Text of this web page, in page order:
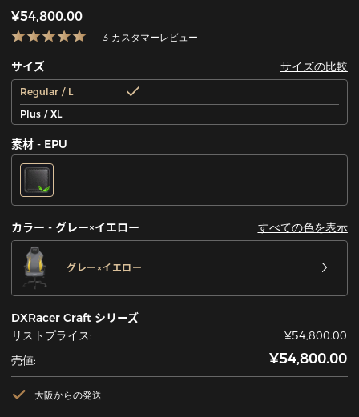
¥54,800.00
3 カスタマーレビュー
サイズ サイズの比較
Regular / L
Plus / XL
素材 - EPU
カラー - グレー×イエロー すべての色を表示
グレー×イエロー
DXRacer Craft シリーズ
リストプライス:
¥54,800.00
売値:
¥54,800.00
大阪からの発送